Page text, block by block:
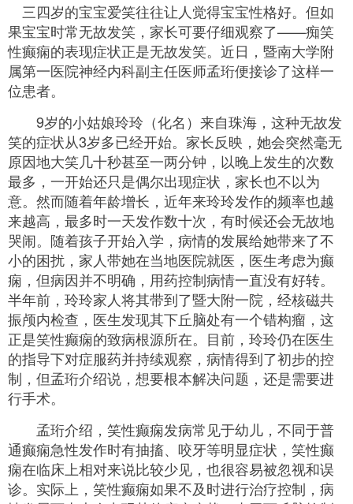
三四岁的宝宝爱笑往往让人觉得宝宝性格好。但如
果宝宝时常无故发笑，家长可要仔细观察了——痴笑
性癫痫的表现症状正是无故发笑。近日，暨南大学附
属第一医院神经内科副主任医师孟珩便接诊了这样一
位患者。
9岁的小姑娘玲玲（化名）来自珠海，这种无故发
笑的症状从3岁多已经开始。家长反映，她会突然毫无
原因地大笑几十秒甚至一两分钟，以晚上发生的次数
最多，一开始还只是偶尔出现症状，家长也不以为
意。然而随着年龄增长，近年来玲玲发作的频率也越
来越高，最多时一天发作数十次，有时候还会无故地
哭闹。随着孩子开始入学，病情的发展给她带来了不
小的困扰，家人带她在当地医院就医，医生考虑为癫
痫，但病因并不明确，用药控制病情一直没有好转。
半年前，玲玲家人将其带到了暨大附一院，经核磁共
振颅内检查，医生发现其下丘脑处有一个错构瘤，这
正是笑性癫痫的致病根源所在。目前，玲玲仍在医生
的指导下对症服药并持续观察，病情得到了初步的控
制，但孟珩介绍说，想要根本解决问题，还是需要进
行手术。
孟珩介绍，笑性癫痫发病常见于幼儿，不同于普
通癫痫急性发作时有抽搐、咬牙等明显症状，笑性癫
痫在临床上相对来说比较少见，也很容易被忽视和误
诊。实际上，笑性癫痫如果不及时进行治疗控制，病